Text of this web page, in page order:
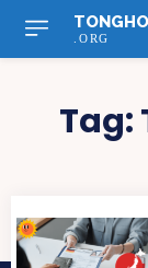
.ORG
Tag: